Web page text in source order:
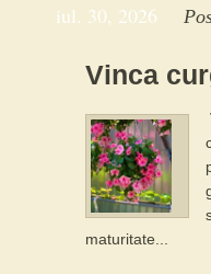
iul. 30, 2026
Vinca
maturitate...